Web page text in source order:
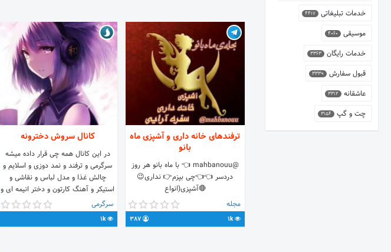
ترفندهای خانه داری و آشپزی ماه
بانو
@mahbanouu 👈 با ماه بانو هر روز
دردسر 👈👈چی بپزم👉 نداری😉
🔴آشپزی(انواع
غذا،کیک،شیرینی،دسر،نوشیدنی) 🔵خانه
داری ➖➖➖➖➖➖➖➖➖➖➖➖➖➖➖➖
@rangynakk کانال دوم ❤همسرداری
مجله
1k
387
کانال سروش دخترونه
در این کانال همه چی قرار داده میشه
سرگرمی و ترفند و نمد دوزی و اسلایم و
چالش غذا و مدل لباس و نقاشی و
استیکر و آهنگ کارتون و دختر انیمه ای و
کاردستی و نظرسنجی و آشپزی و فیلم و
کارتون و .... قرار داده میشه پس
زیادمون کنید.......
سرگرمی
1k
خدمات تبلیغاتی 4417
موسیقی 4060
خدمات رایگان 3363
قبول سفارش 3339
عاشقانه 3312
چت و گپ 3154